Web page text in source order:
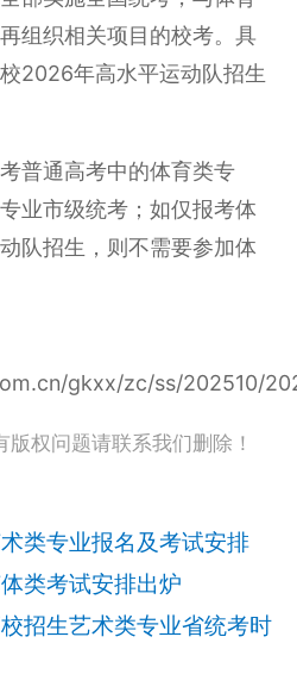
组织相关项目的校考。具
2026年高水平运动队招生
普通高考中的体育类专
业市级统考；如仅报考体
队招生，则不需要参加体
gkxx/zc/ss/202510/
权问题请联系我们删除！
类专业报名及考试安排
类考试安排出炉
招生艺术类专业省统考时